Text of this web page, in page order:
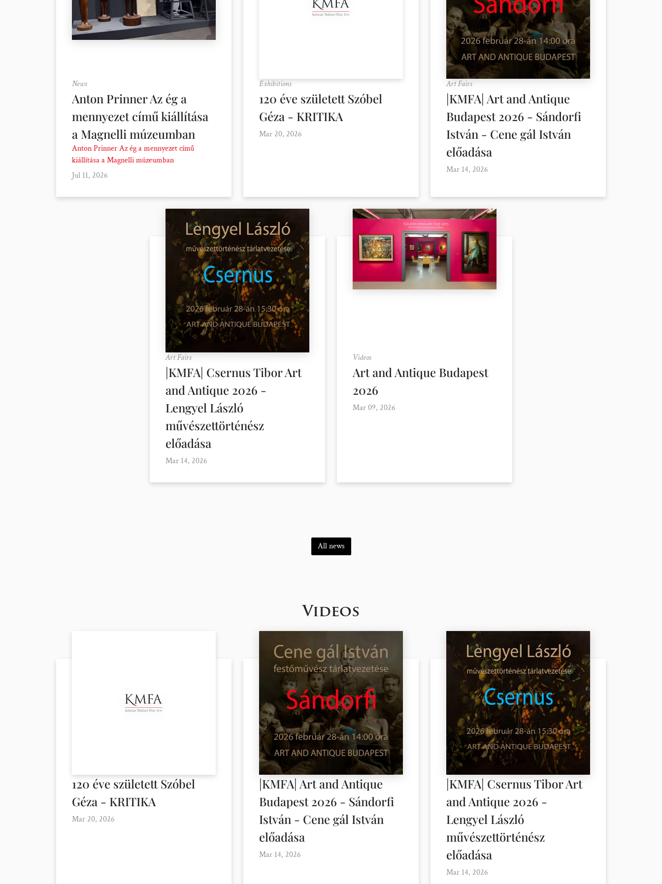
News
Anton Prinner Az ég a
mennyezet című kiállítása
a Magnelli múzeumban
Anton Prinner Az ég a mennyezet című
kiállítása a Magnelli múzeumban
Jul 11, 2026
Exhibitions
120 éve született Szóbel
Géza - KRITIKA
Mar 20, 2026
Art Fairs
|KMFA| Art and Antique
Budapest 2026 - Sándorfi
István - Cene gál István
előadása
Mar 14, 2026
Art Fairs
|KMFA| Csernus Tibor Art
and Antique 2026 -
Lengyel László
művészettörténész
előadása
Mar 14, 2026
Videos
Art and Antique Budapest
2026
Mar 09, 2026
All news
Videos
120 éve született Szóbel
Géza - KRITIKA
Mar 20, 2026
|KMFA| Art and Antique
Budapest 2026 - Sándorfi
István - Cene gál István
előadása
Mar 14, 2026
|KMFA| Csernus Tibor Art
and Antique 2026 -
Lengyel László
művészettörténész
előadása
Mar 14, 2026